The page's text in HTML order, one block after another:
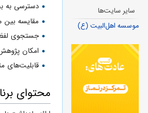
دسترسی به
مقایسه بین
جستجوی
امكان
قابلیت‌های
محتوای
سایر سایت‌ها
موسسه اهل‌البیت (ع)